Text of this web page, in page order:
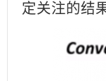
定关注的结